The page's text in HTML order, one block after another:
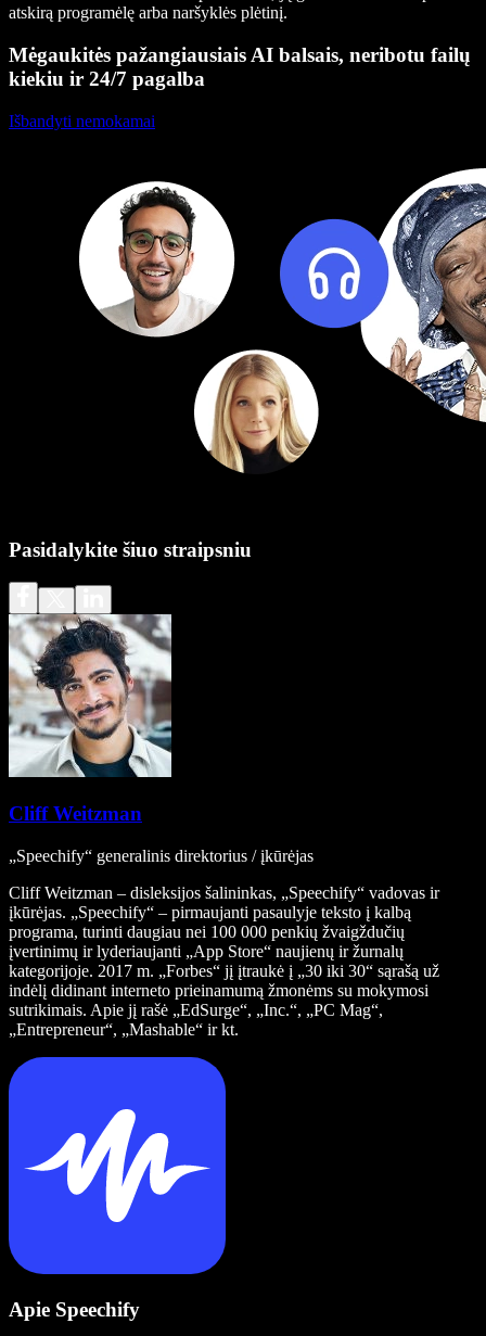
atskirą programėlę arba naršyklės plėtinį.
Mėgaukitės pažangiausiais AI balsais, neribotu failų
kiekiu ir 24/7 pagalba
Išbandyti nemokamai
Pasidalykite šiuo straipsniu
Cliff Weitzman
„Speechify“ generalinis direktorius / įkūrėjas
Cliff Weitzman – disleksijos šalininkas, „Speechify“ vadovas ir
įkūrėjas. „Speechify“ – pirmaujanti pasaulyje teksto į kalbą
programa, turinti daugiau nei 100 000 penkių žvaigždučių
įvertinimų ir lyderiaujanti „App Store“ naujienų ir žurnalų
kategorijoje. 2017 m. „Forbes“ jį įtraukė į „30 iki 30“ sąrašą už
indėlį didinant interneto prieinamumą žmonėms su mokymosi
sutrikimais. Apie jį rašė „EdSurge“, „Inc.“, „PC Mag“,
„Entrepreneur“, „Mashable“ ir kt.
Apie Speechify